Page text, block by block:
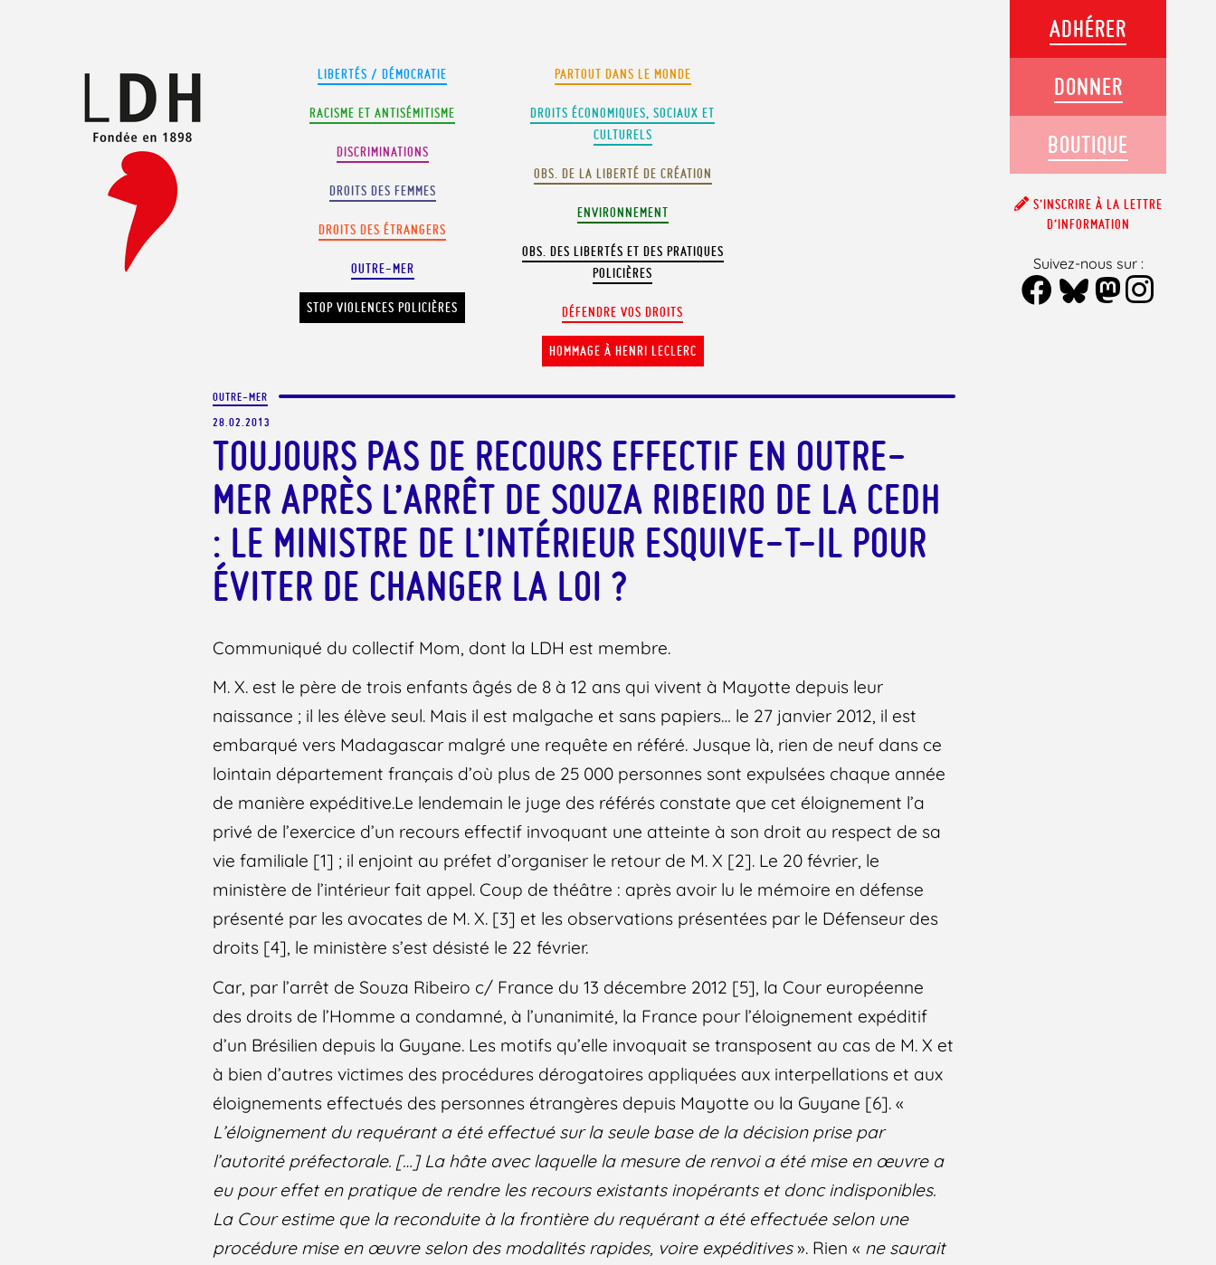
LIBERTÉS / DÉMOCRATIE
RACISME ET ANTISÉMITISME
DISCRIMINATIONS
DROITS DES FEMMES
DROITS DES ÉTRANGERS
OUTRE-MER
STOP VIOLENCES POLICIÈRES
PARTOUT DANS LE MONDE
DROITS ÉCONOMIQUES, SOCIAUX ET
CULTURELS
OBS. DE LA LIBERTÉ DE CRÉATION
ENVIRONNEMENT
OBS. DES LIBERTÉS ET DES PRATIQUES
POLICIÈRES
DÉFENDRE VOS DROITS
HOMMAGE À HENRI LECLERC
OUTRE-MER
28.02.2013
TOUJOURS PAS DE RECOURS EFFECTIF EN OUTRE-
MER APRÈS L’ARRÊT DE SOUZA RIBEIRO DE LA CEDH
: LE MINISTRE DE L’INTÉRIEUR ESQUIVE-T-IL POUR
ÉVITER DE CHANGER LA LOI ?
Communiqué du collectif Mom, dont la LDH est membre.
M. X. est le père de trois enfants âgés de 8 à 12 ans qui vivent à Mayotte depuis leur
naissance ; il les élève seul. Mais il est malgache et sans papiers… le 27 janvier 2012, il est
embarqué vers Madagascar malgré une requête en référé. Jusque là, rien de neuf dans ce
lointain département français d’où plus de 25 000 personnes sont expulsées chaque année
de manière expéditive.Le lendemain le juge des référés constate que cet éloignement l’a
privé de l’exercice d’un recours effectif invoquant une atteinte à son droit au respect de sa
vie familiale [1] ; il enjoint au préfet d’organiser le retour de M. X [2]. Le 20 février, le
ministère de l’intérieur fait appel. Coup de théâtre : après avoir lu le mémoire en défense
présenté par les avocates de M. X. [3] et les observations présentées par le Défenseur des
droits [4], le ministère s’est désisté le 22 février.
Car, par l’arrêt de Souza Ribeiro c/ France du 13 décembre 2012 [5], la Cour européenne
des droits de l’Homme a condamné, à l’unanimité, la France pour l’éloignement expéditif
d’un Brésilien depuis la Guyane. Les motifs qu’elle invoquait se transposent au cas de M. X et
à bien d’autres victimes des procédures dérogatoires appliquées aux interpellations et aux
éloignements effectués des personnes étrangères depuis Mayotte ou la Guyane [6]. «
L’éloignement du requérant a été effectué sur la seule base de la décision prise par
l’autorité préfectorale. […] La hâte avec laquelle la mesure de renvoi a été mise en œuvre a
eu pour effet en pratique de rendre les recours existants inopérants et donc indisponibles.
La Cour estime que la reconduite à la frontière du requérant a été effectuée selon une
procédure mise en œuvre selon des modalités rapides, voire expéditives». Rien « ne saurait
ADHÉRER
DONNER
BOUTIQUE
S’INSCRIRE À LA LETTRE
D’INFORMATION
Suivez-nous sur :